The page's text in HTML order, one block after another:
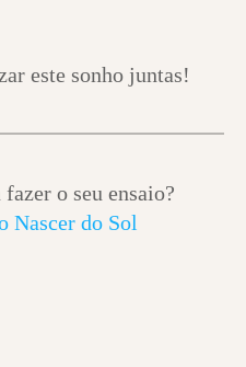
este sonho juntas!
o seu ensaio?
Nascer do Sol